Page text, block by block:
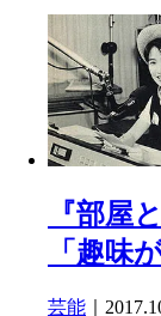
『部屋
「趣味
芸能 ｜